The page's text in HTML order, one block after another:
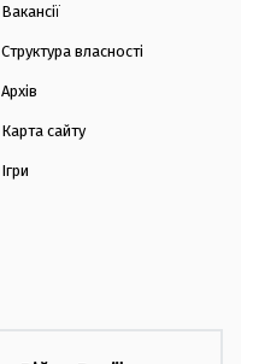
Вакансії
Структура власності
Архів
Карта сайту
Ігри